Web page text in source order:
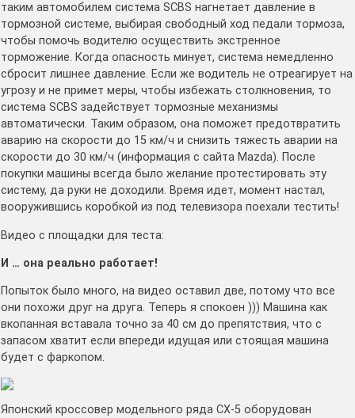
таким автомобилем система SCBS нагнетает давление в
тормозной системе, выбирая свободный ход педали тормоза,
чтобы помочь водителю осуществить экстренное
торможение. Когда опасность минует, система немедленно
сбросит лишнее давление. Если же водитель не отреагирует на
угрозу и не примет меры, чтобы избежать столкновения, то
система SCBS задействует тормозные механизмы
автоматически. Таким образом, она поможет предотвратить
аварию на скорости до 15 км/ч и снизить тяжесть аварии на
скорости до 30 км/ч (информация с сайта Mazda). После
покупки машины всегда было желание протестировать эту
систему, да руки не доходили. Время идет, момент настал,
вооружившись коробкой из под телевизора поехали тестить!
Видео с площадки для теста:
И … она реально работает!
Попыток было много, на видео оставил две, потому что все
они похожи друг на друга. Теперь я спокоен ))) Машина как
вкопанная вставала точно за 40 см до препятствия, что с
запасом хватит если впереди идущая или стоящая машина
будет с фаркопом.
Японский кроссовер модельного ряда СХ-5 оборудован